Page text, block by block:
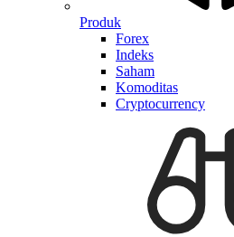
Produk
Forex
Indeks
Saham
Komoditas
Cryptocurrency